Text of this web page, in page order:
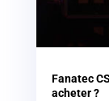
Fanatec
acheter ?